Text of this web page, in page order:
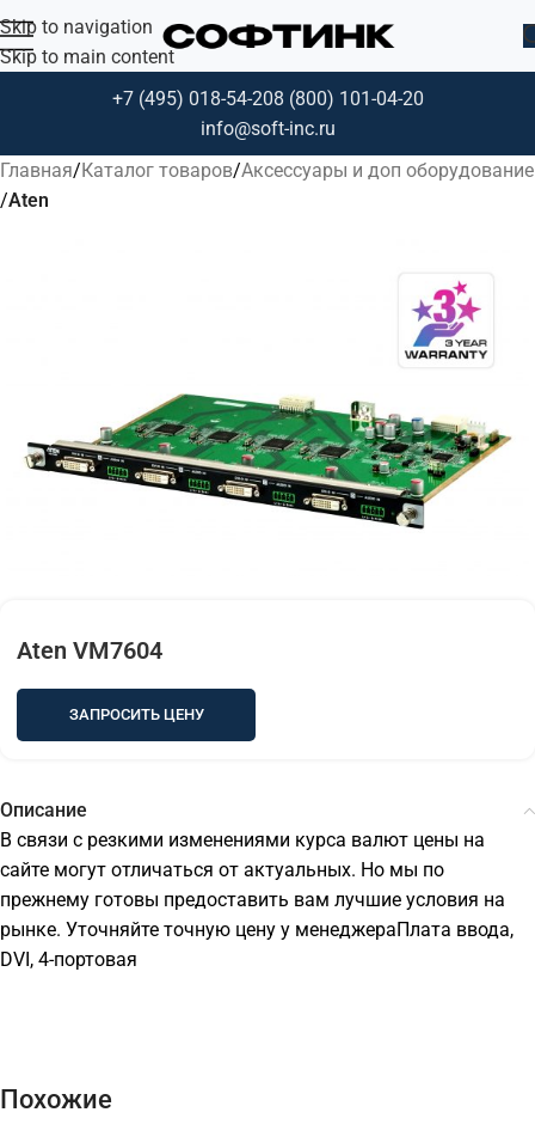
Skip to navigation
Skip to main content
+7 (495) 018-54-208 (800) 101-04-20
info@soft-inc.ru
Главная Каталог товаров Аксессуары и доп оборудование
Aten
Aten VM7604
ЗАПРОСИТЬ ЦЕНУ
Описание
В связи с резкими изменениями курса валют цены на
сайте могут отличаться от актуальных. Но мы по
прежнему готовы предоставить вам лучшие условия на
рынке. Уточняйте точную цену у менеджераПлата ввода,
DVI, 4-портовая
Похожие